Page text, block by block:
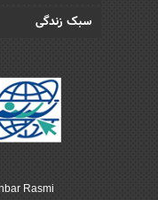
سبک زندگی
Rasmi